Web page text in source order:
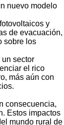
nuevo modelo
y
de evacuación,
sobre los
sector
el rico
más aún con
consecuencia,
Estos impactos
mundo rural de